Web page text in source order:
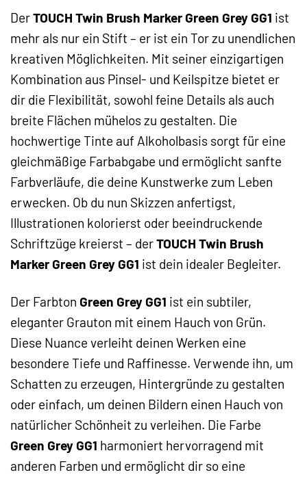
DerTOUCH Twin Brush Marker Green Grey GG1 ist
mehr als nur ein Stift – er ist ein Tor zu unendlichen
kreativen Möglichkeiten. Mit seiner einzigartigen
Kombination aus Pinsel- und Keilspitze bietet er
dir die Flexibilität, sowohl feine Details als auch
breite Flächen mühelos zu gestalten. Die
hochwertige Tinte auf Alkoholbasis sorgt für eine
gleichmäßige Farbabgabe und ermöglicht sanfte
Farbverläufe, die deine Kunstwerke zum Leben
erwecken. Ob du nun Skizzen anfertigst,
Illustrationen kolorierst oder beeindruckende
Schriftzüge kreierst – derTOUCH Twin Brush
Marker Green Grey GG1 ist dein idealer Begleiter.
Der Farbton Green Grey GG1 ist ein subtiler,
eleganter Grauton mit einem Hauch von Grün.
Diese Nuance verleiht deinen Werken eine
besondere Tiefe und Raffinesse. Verwende ihn, um
Schatten zu erzeugen, Hintergründe zu gestalten
oder einfach, um deinen Bildern einen Hauch von
natürlicher Schönheit zu verleihen. Die Farbe
Green Grey GG1 harmoniert hervorragend mit
anderen Farben und ermöglicht dir so eine